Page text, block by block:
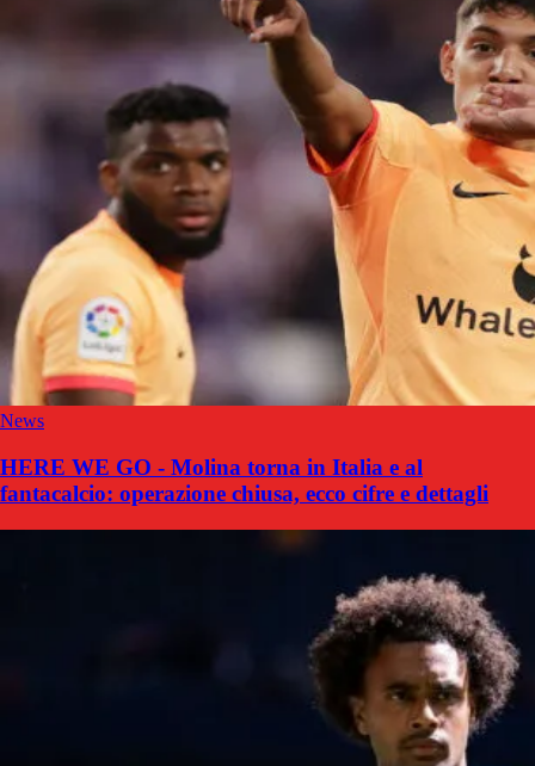
News
HERE WE GO - Molina torna in Italia e al
fantacalcio: operazione chiusa, ecco cifre e dettagli